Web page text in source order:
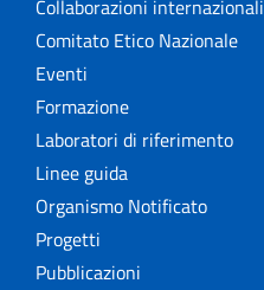
Collaborazioni internazionali
Comitato Etico Nazionale
Eventi
Formazione
Laboratori di riferimento
Linee guida
Organismo Notificato
Progetti
Pubblicazioni